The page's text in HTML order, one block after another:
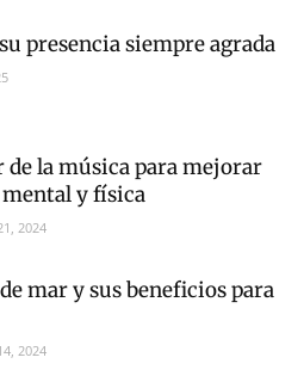
presencia siempre agrada
de la música para mejorar
mental y física
2024
mar y sus beneficios para
2024